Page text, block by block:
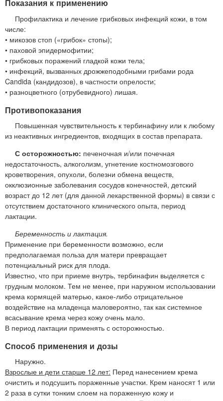
Показания к применению
Профилактика и лечение грибковых инфекций кожи, в том
числе:
• микозов стоп («грибок» стопы);
• паховой эпидермофитии;
• грибковых поражений гладкой кожи тела;
• инфекций, вызванных дрожжеподобными грибами рода
Candida (кандидозов), в частности опрелости;
• разноцветного (отрубевидного) лишая.
Противопоказания
Повышенная чувствительность к тербинафину или к любому
из неактивных ингредиентов, входящих в состав препарата.
С осторожностью: печеночная и/или почечная
недостаточность, алкоголизм, угнетение костномозгового
кроветворения, опухоли, болезни обмена веществ,
окклюзионные заболевания сосудов конечностей, детский
возраст до 12 лет (для данной лекарственной формы) в связи с
отсутствием достаточного клинического опыта, период
лактации.
Беременность и лактация.
Применение при беременности возможно, если
предполагаемая польза для матери превращает
потенциальный риск для плода.
Известно, что при приеме внутрь, тербинафин выделяется с
грудным молоком. Тем не менее, при наружном использовании
крема кормящей матерью, какое-либо отрицательное
воздействие на младенца маловероятно, так как системное
всасывание крема через кожу очень мало.
В период лактации применять с осторожностью.
Способ применения и дозы
Наружно.
Взрослые и дети старше 12 лет: Перед нанесением крема
очистить и подсушить пораженные участки. Крем наносят 1 или
2 раза в сутки тонким слоем на пораженную кожу и